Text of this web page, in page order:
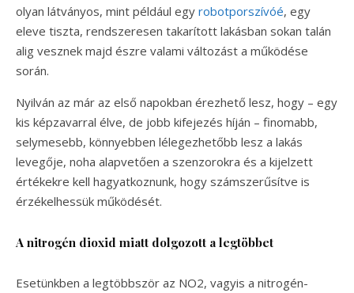
olyan látványos, mint például egy robotporszívóé, egy
eleve tiszta, rendszeresen takarított lakásban sokan talán
alig vesznek majd észre valami változást a működése
során.
Nyilván az már az első napokban érezhető lesz, hogy – egy
kis képzavarral élve, de jobb kifejezés híján – finomabb,
selymesebb, könnyebben lélegezhetőbb lesz a lakás
levegője, noha alapvetően a szenzorokra és a kijelzett
értékekre kell hagyatkoznunk, hogy számszerűsítve is
érzékelhessük működését.
A nitrogén dioxid miatt dolgozott a legtöbbet
Esetünkben a legtöbbször az NO2, vagyis a nitrogén-